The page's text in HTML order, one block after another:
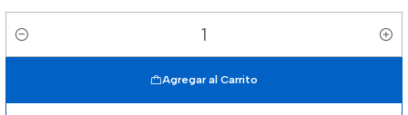
Cantidad
Agregar al Carrito